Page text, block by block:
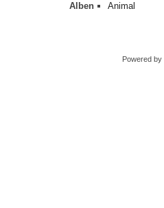
Alben
Animal
Powered by